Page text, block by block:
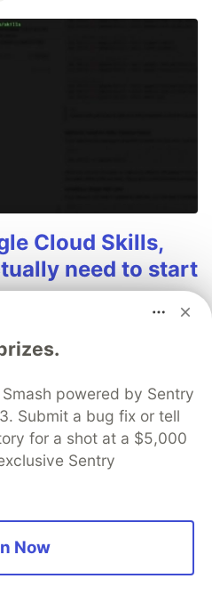
Cloud Skills,
need to start
Cloud Run to WAF
installing everything, this
shows the npx
explains the progressive
your agent's context
powered by Sentry
Submit a bug fix or tell
for a shot at a $5,000
Sentry
Now